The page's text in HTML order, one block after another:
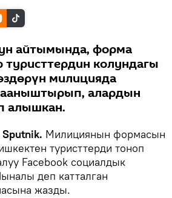
айтымында, форма
туристтердин колундагы
милицияда
алардын
алышкан.
Милициянын формасын
туристтерди тоноп
Facebook социалдык
деп катталган
жазды.